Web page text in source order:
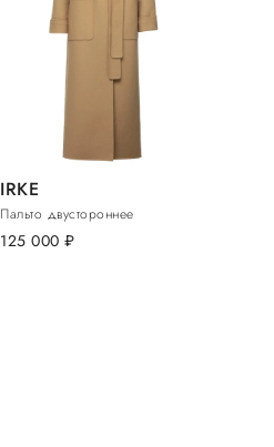
IRKE
Пальто двустороннее
125 000 руб.